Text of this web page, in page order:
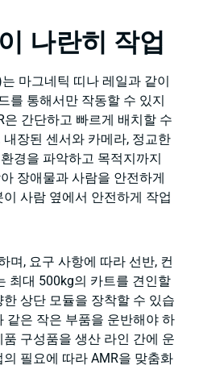
나란히 작업
마그네틱 띠나 레일과 같이
를 통해서만 작동할 수 있지
은 간단하고 빠르게 배치할 수
장된 센서와 카메라, 정교한
경을 파악하고 목적지까지
장애물과 사람을 안전하게
사람 옆에서 안전하게 작업
며, 요구 사항에 따라 선반, 컨
최대 500kg의 카트를 견인할
상단 모듈을 장착할 수 있습
같은 작은 부품을 운반해야 하
구성품을 생산 라인 간에 운
필요에 따라 AMR을 맞춤화